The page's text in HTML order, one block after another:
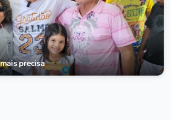
precisa